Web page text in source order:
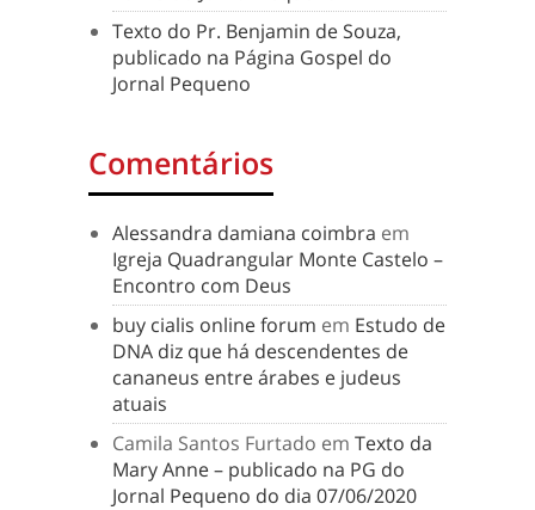
Texto do Pr. Benjamin de Souza,
publicado na Página Gospel do
Jornal Pequeno
Comentários
Alessandra damiana coimbra em
Igreja Quadrangular Monte Castelo –
Encontro com Deus
buy cialis online forum em Estudo de
DNA diz que há descendentes de
cananeus entre árabes e judeus
atuais
Camila Santos Furtado em Texto da
Mary Anne – publicado na PG do
Jornal Pequeno do dia 07/06/2020